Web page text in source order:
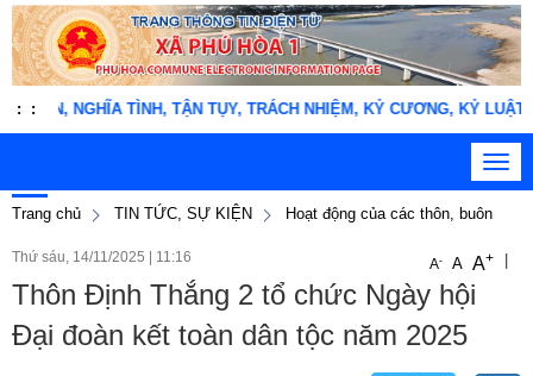
: :
TÌNH, TẬN TỤY, TRÁCH NHIỆM, KỶ CƯƠNG, KỶ LUẬT" !
Trang chủ
TIN TỨC, SỰ KIỆN Hoạt động của các thôn, buôn
Thứ sáu, 14/11/2025 11:16 A- A A+
Thôn Định Thắng 2 tổ chức Ngày hội
Đại đoàn kết toàn dân tộc năm 2025